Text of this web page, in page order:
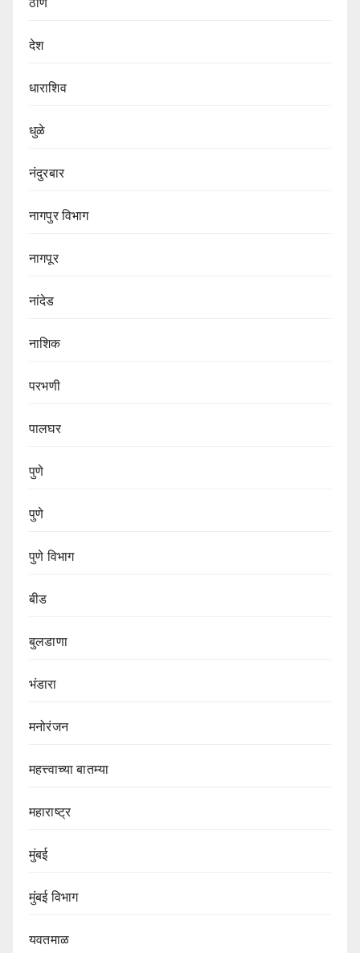
ठाणे
देश
धाराशिव
धुळे
नंदुरबार
नागपुर‌ विभाग‌
नागपूर
नांदेड
नाशिक
परभणी
पालघर
पुणे
पुणे
पुणे विभाग‌
बीड
बुलडाणा
भंडारा
मनोरंजन
महत्त्वाच्या बातम्या
महाराष्ट्र
मुंबई
मुंबई विभाग‌
यवतमाळ